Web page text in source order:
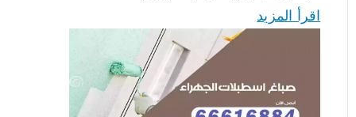
اقرأ المزيد